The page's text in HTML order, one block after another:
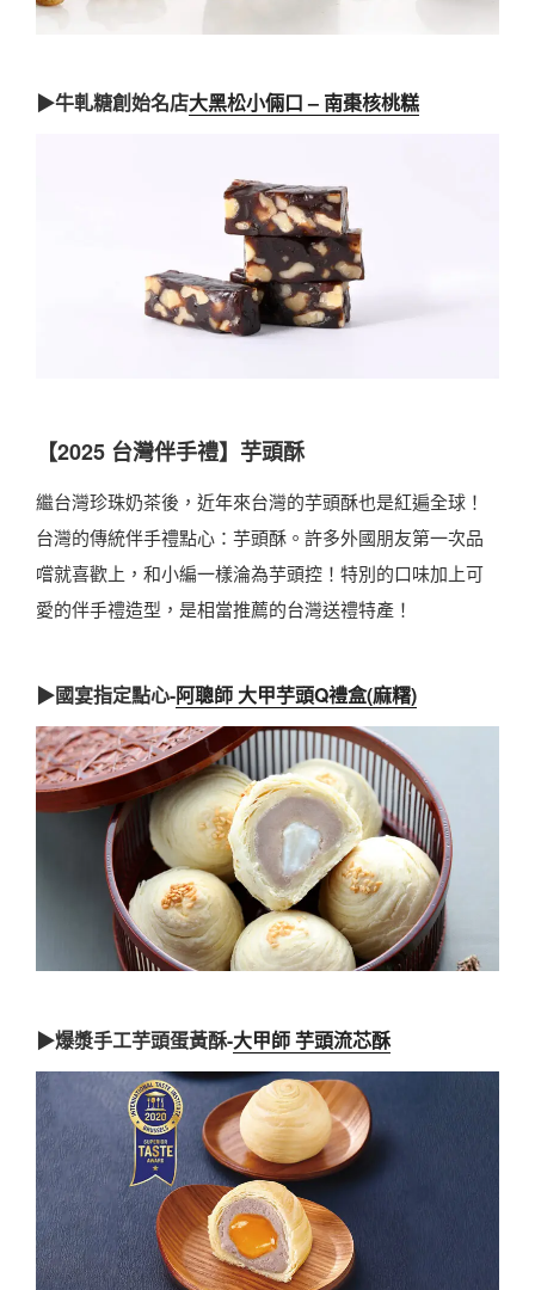
▶牛軋糖創始名店大黑松小倆口 – 南棗核桃糕
【2025 台灣伴手禮】芋頭酥
繼台灣珍珠奶茶後，近年來台灣的芋頭酥也是紅遍全球！
台灣的傳統伴手禮點心：芋頭酥。許多外國朋友第一次品
嚐就喜歡上，和小編一樣淪為芋頭控！特別的口味加上可
愛的伴手禮造型，是相當推薦的台灣送禮特產！
▶國宴指定點心-阿聰師 大甲芋頭Q禮盒(麻糬)
▶爆漿手工芋頭蛋黃酥-大甲師 芋頭流芯酥